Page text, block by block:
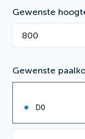
Gewenste
Gewenste
D0